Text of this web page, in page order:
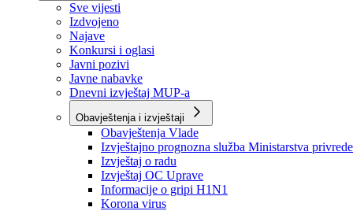
Sve vijesti
Izdvojeno
Najave
Konkursi i oglasi
Javni pozivi
Javne nabavke
Dnevni izvještaj MUP-a
Obavještenja i izvještaji
Obavještenja Vlade
Izvještajno prognozna služba Ministarstva privrede
Izvještaj o radu
Izvještaj OC Uprave
Informacije o gripi H1N1
Korona virus